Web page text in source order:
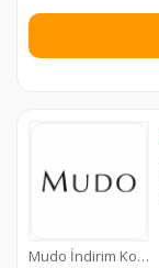
Mudo İndirim Kodu